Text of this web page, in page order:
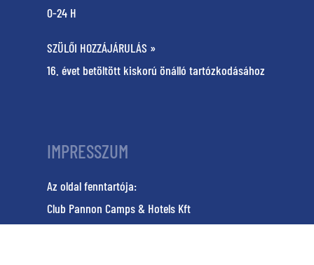
0-24 H
SZÜLŐI HOZZÁJÁRULÁS »
16. évet betöltött kiskorú önálló tartózkodásához
IMPRESSZUM
Az oldal fenntartója:
Club Pannon Camps & Hotels Kft